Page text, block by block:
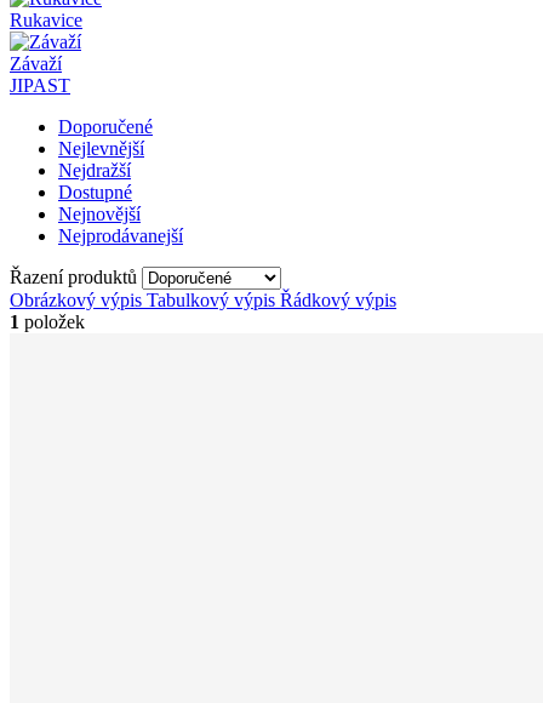
Rukavice
Závaží
JIPAST
Doporučené
Nejlevnější
Nejdražší
Dostupné
Nejnovější
Nejprodávanejší
Řazení produktů
Obrázkový výpis Tabulkový výpis Řádkový výpis
1 položek